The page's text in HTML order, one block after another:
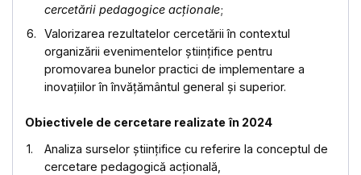
cercetării pedagogice acționale;
Valorizarea rezultatelor cercetării în contextul
organizării evenimentelor științifice pentru
promovarea bunelor practici de implementare a
inovațiilor în învățământul general și superior.
Obiectivele de cercetare realizate în 2024
Analiza surselor științifice cu referire la conceptul de
cercetare pedagogică acțională,